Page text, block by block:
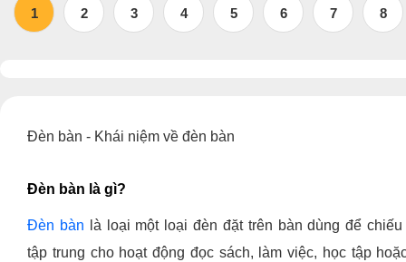
1 2 3 4 5 6 7 8
Đèn bàn - Khái niệm về đèn bàn
Đèn bàn là gì?
Đèn bàn là loại một loại đèn đặt trên bàn dùng để chiếu
tập trung cho hoạt động đọc sách, làm việc, học tập